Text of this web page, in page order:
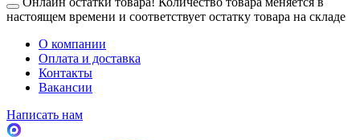
настоящем времени и соответствует остатку товара на складе
О компании
Оплата и доставка
Контакты
Вакансии
Написать нам